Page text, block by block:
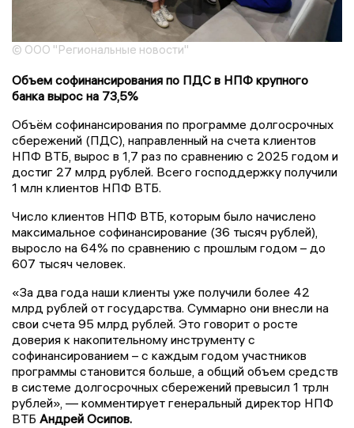
© ООО "Региональные новости"
Объем софинансирования по ПДС в НПФ крупного
банка вырос на 73,5%
Объём софинансирования по программе долгосрочных
сбережений (ПДС), направленный на счета клиентов
НПФ ВТБ, вырос в 1,7 раз по сравнению с 2025 годом и
достиг 27 млрд рублей. Всего господдержку получили
1 млн клиентов НПФ ВТБ.
Число клиентов НПФ ВТБ, которым было начислено
максимальное софинансирование (36 тысяч рублей),
выросло на 64% по сравнению с прошлым годом – до
607 тысяч человек.
«За два года наши клиенты уже получили более 42
млрд рублей от государства. Суммарно они внесли на
свои счета 95 млрд рублей. Это говорит о росте
доверия к накопительному инструменту с
софинансированием – с каждым годом участников
программы становится больше, а общий объем средств
в системе долгосрочных сбережений превысил 1 трлн
рублей», — комментирует генеральный директор НПФ
ВТБ Андрей Осипов.